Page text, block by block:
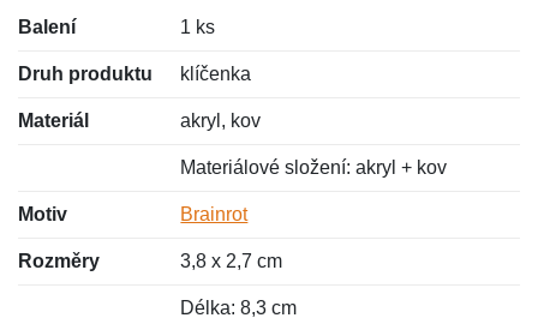
Balení 1 ks
Druh produktu klíčenka
Materiál akryl, kov
Materiálové složení: akryl + kov
Motiv Brainrot
Rozměry 3,8 x 2,7 cm
Délka: 8,3 cm